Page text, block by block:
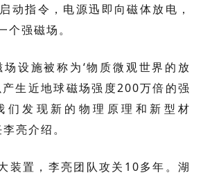
动指令，电源迅即向磁体放电，
个强磁场。
场设施被称为‘物质微观世界的放
产生近地球磁场强度200万倍的强
们发现新的物理原理和新型材
亮介绍。
装置，李亮团队攻关10多年。湖